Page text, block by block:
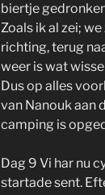
biertje
Zoals ik al zei;
richting, terug
weer is wat
Dus op alles
van Nanouk aan
camping is
Dag 9 Vi har nu
startade sent.